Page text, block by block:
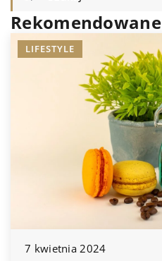
Rekomendowane
LIFESTYLE
7 kwietnia 2024